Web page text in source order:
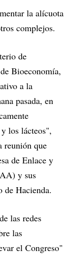
la alícuota
complejos.
de
Bioeconomía,
a la
pasada, en
los lácteos",
reunión que
de Enlace y
y sus
de Hacienda.
las redes
las
el Congreso"